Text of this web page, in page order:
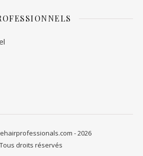
- 2026
Tous droits réservés